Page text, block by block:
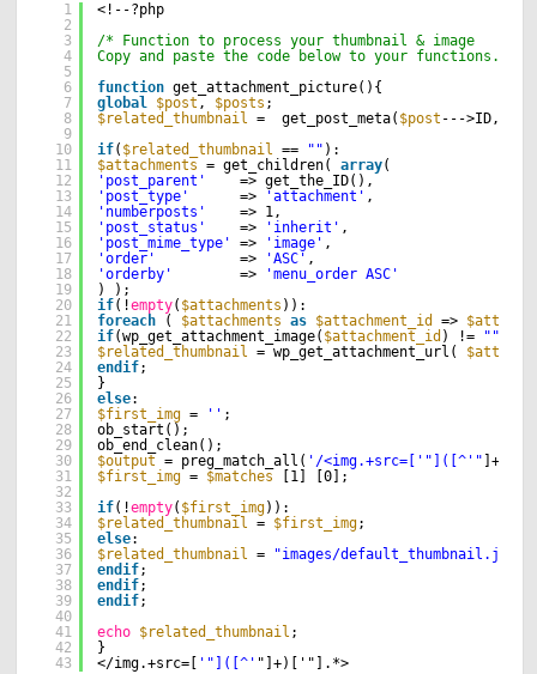
1
2
3
4
5
6
7
8
9
10
11
12
13
14
15
16
17
18
19
20
21
22
23
24
25
26
27
28
29
30
31
32
33
34
35
36
37
38
39
40
41
42
43
<!--?php
/* Function to process your thumbnail & image
Copy and paste the code below to your functions.php
function get_attachment_picture(){
global $post , $posts ;
$related_thumbnail
=  get_post_meta( $post --->ID,
if( $related_thumbnail == "" ):
$attachments
= get_children( array(
'post_parent'
=> get_the_ID(),
'post_type'
=> 'attachment' ,
'numberposts'
=> 1,
'post_status'
=> 'inherit' ,
'post_mime_type'
=> 'image' ,
'order'
=> 'ASC' ,
'orderby'
=>
'menu_order ASC'
) );
if(!empty( $attachments
foreach
( $attachments as $attachment_id =>
if(wp_get_attachment_image( $attachment_id ) != ""
$related_thumbnail
= wp_get_attachment_url(
endif;
}
else
$first_img = '' ;
ob_start();
ob_end_clean();
$output
= preg_match_all( '/<img.+src=[' "]([^'"
$first_img = $matches
[1] [0];
if(!empty( $first_img)):
$related_thumbnail
= $first_img;
else:
$related_thumbnail
= "images/default_thumbnail.jpg"
endif;
endif;
endif;
echo $related_thumbnail ;
}
</img.+src=[
'"]([^' "]+)['"].*>